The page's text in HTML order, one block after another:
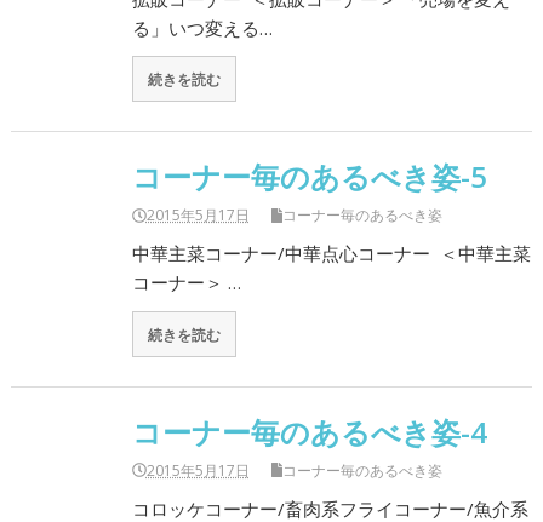
る」いつ変える…
続きを読む
コーナー毎のあるべき姿-5
2015年5月17日 コーナー毎のあるべき姿
中華主菜コーナー/中華点心コーナー ＜中華主菜
コーナー＞ …
続きを読む
コーナー毎のあるべき姿-4
2015年5月17日 コーナー毎のあるべき姿
コロッケコーナー/畜肉系フライコーナー/魚介系